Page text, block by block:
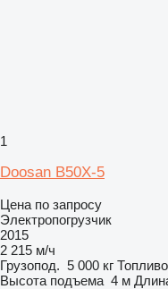
1
Doosan B50X-5
Цена по запросу
Электропогрузчик
2015
2 215 м/ч
Грузопод. 5 000 кг Топливо
Высота подъема 4 м